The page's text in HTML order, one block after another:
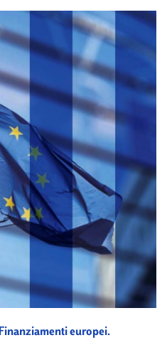
Finanziamenti europei.